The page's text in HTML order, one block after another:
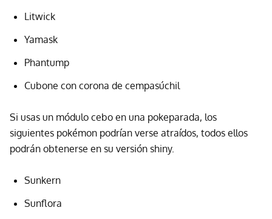
Litwick
Yamask
Phantump
Cubone con corona de cempasúchil
Si usas un módulo cebo en una pokeparada, los
siguientes pokémon podrían verse atraídos, todos ellos
podrán obtenerse en su versión shiny.
Sunkern
Sunflora